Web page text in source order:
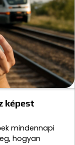
képest
mindennapi
hogyan